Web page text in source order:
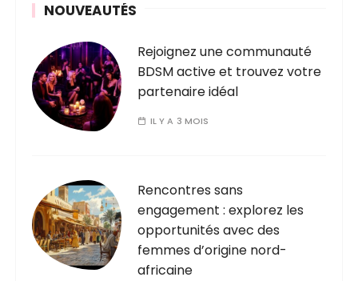
NOUVEAUTÉS
Rejoignez une communauté
BDSM active et trouvez votre
partenaire idéal
IL Y A 3 MOIS
Rencontres sans
engagement : explorez les
opportunités avec des
femmes d’origine nord-
africaine